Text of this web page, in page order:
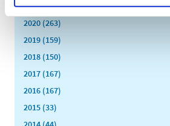
2021 (516)
2020 (263)
2019 (159)
2018 (150)
2017 (167)
2016 (167)
2015 (33)